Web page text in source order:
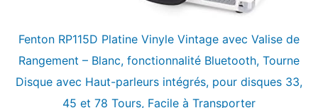
Fenton RP115D Platine Vinyle Vintage avec Valise de
Rangement – Blanc, fonctionnalité Bluetooth, Tourne
Disque avec Haut-parleurs intégrés, pour disques 33,
45 et 78 Tours, Facile à Transporter